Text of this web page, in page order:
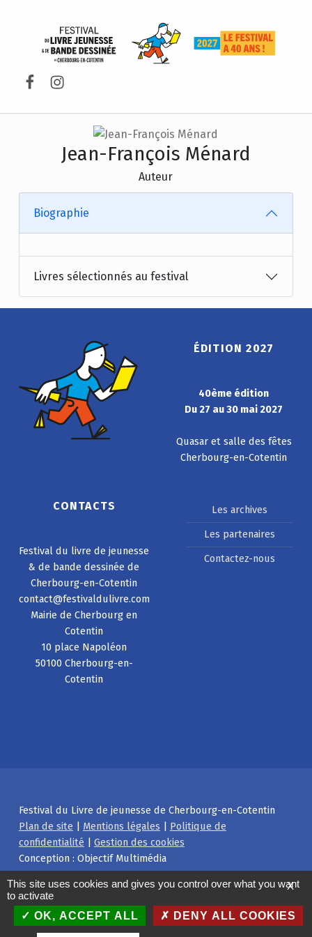
Facebook
Instagram
Jean-François Ménard
Auteur
Biographie
Livres sélectionnés au festival
ÉDITION 2027
40ème édition
Du 27 au 30 mai 2027
Quasar et salle des fêtes
Cherbourg-en-Cotentin
CONTACTS
Festival du livre de jeunesse
& de bande dessinée de
Cherbourg-en-Cotentin
contact@festivaldulivre.com
Mairie de Cherbourg en
Cotentin
10 place Napoléon
50100 Cherbourg-en-
Cotentin
Les archives
Les partenaires
Contactez-nous
Festival du Livre de jeunesse de Cherbourg-en-Cotentin
Plan de site | Mentions légales | Politique de
confidentialité | Gestion des cookies
Conception : Objectif Multimédia
Facebook
Instagram
Back to top ↑ X
This site uses cookies and gives you control over what you want
to activate
OK, ACCEPT ALL
DENY ALL COOKIES